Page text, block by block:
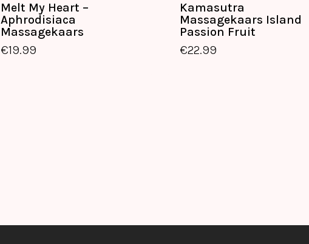
Melt My Heart –
Aphrodisiaca
Massagekaars
€19.99
€19.99
Kamasutra
Massagekaars Island
Passion Fruit
€22.99
€22.99